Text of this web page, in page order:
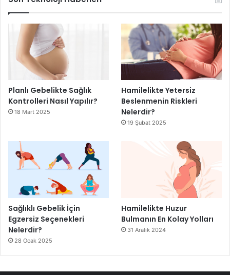
Planlı Gebelikte Sağlık
Kontrolleri Nasıl Yapılır?
18 Mart 2025
Hamilelikte Yetersiz
Beslenmenin Riskleri
Nelerdir?
19 Şubat 2025
Sağlıklı Gebelik İçin
Egzersiz Seçenekleri
Nelerdir?
28 Ocak 2025
Hamilelikte Huzur
Bulmanın En Kolay Yolları
31 Aralık 2024